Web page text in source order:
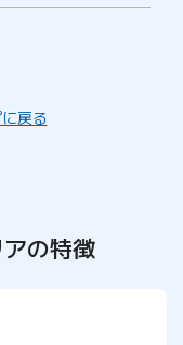
戻る
の特徴